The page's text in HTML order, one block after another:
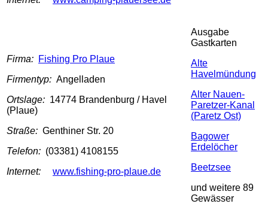
Firma: Fishing Pro Plaue
Firmentyp: Angelladen
Ortslage: 14774 Brandenburg / Havel
(Plaue)
Straße: Genthiner Str. 20
Telefon: (03381) 4108155
Internet:
www.fishing-pro-plaue.de
Ausgabe
Gastkarten
Alte
Havelmündung
Alter Nauen-
Paretzer-Kanal
(Paretz Ost)
Bagower
Erdelöcher
Beetzsee
und weitere 89
Gewässer